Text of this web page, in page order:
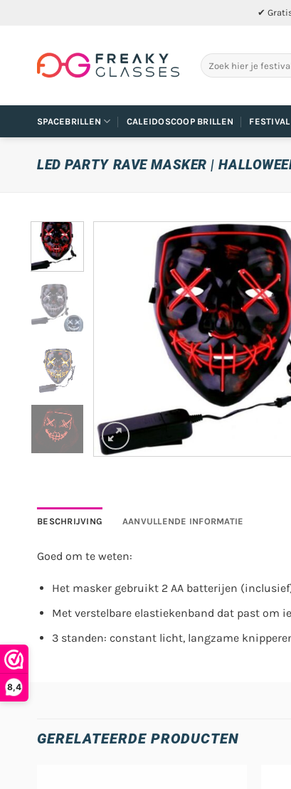
8,4
✔
Zoeken
naar:
SPACEBRILLEN CALEIDOSCOOP BRILLEN
LED PARTY RAVE MASKER |
BESCHRIJVING AANVULLENDE INFORMATIE
Goed om te weten:
Het masker gebruikt 2 AA batterijen
Met verstelbare elastiekenband dat past om
3 standen: constant licht, langzame
GERELATEERDE PRODUCTEN